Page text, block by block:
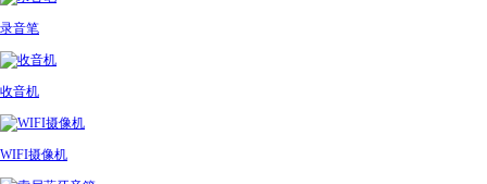
录音笔
收音机
WIFI摄像机